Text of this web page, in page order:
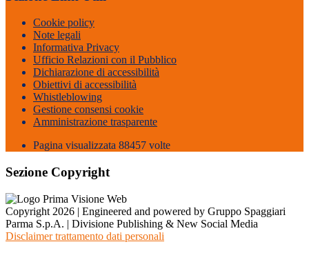
Cookie policy
Note legali
Informativa Privacy
Ufficio Relazioni con il Pubblico
Dichiarazione di accessibilità
Obiettivi di accessibilità
Whistleblowing
Gestione consensi cookie
Amministrazione trasparente
Pagina visualizzata 88457 volte
Sezione Copyright
Copyright 2026 | Engineered and powered by Gruppo Spaggiari
Parma S.p.A. | Divisione Publishing & New Social Media
Disclaimer trattamento dati personali